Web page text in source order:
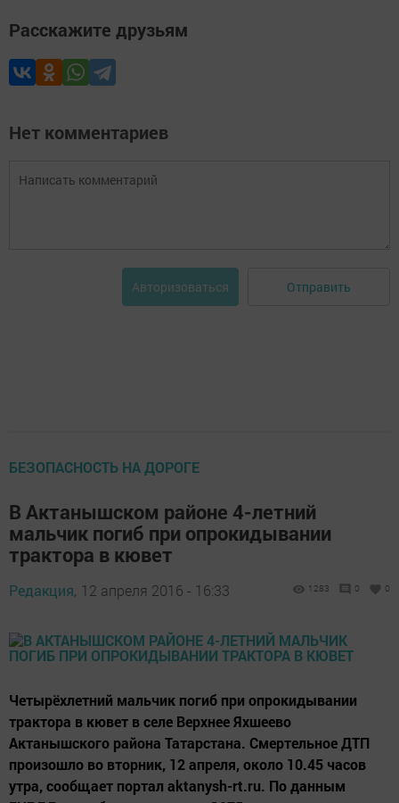
Расскажите друзьям
Нет комментариев
Авторизоваться Отправить
БЕЗОПАСНОСТЬ НА ДОРОГЕ
В Актанышском районе 4-летний
мальчик погиб при опрокидывании
трактора в кювет
Редакция, 12 апреля 2016 - 16:33 1283 0 0
Четырёхлетний мальчик погиб при опрокидывании
трактора в кювет в селе Верхнее Яхшеево
Актанышского района Татарстана. Смертельное ДТП
произошло во вторник, 12 апреля, около 10.45 часов
утра, сообщает портал aktanysh-rt.ru. По данным